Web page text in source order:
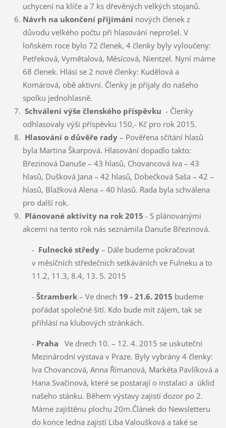
uchycení na klíče a 7 ks dřevěných velkých stojanů.
Návrh na ukončení přijímánínových členek z
důvodu velkého počtu při hlasování neprošel. V
loňském roce bylo 72 členek, 4 členky byly vyloučeny:
Petřeková, Vymětalová, Měsícová, Nientzel. Nyní máme
68 členek. Hlásí se 2 nové členky: Kudělová a
Komárová, obě aktivní. Členky je přijaly do našeho
spolku jednohlasně.
Schválení výše členského příspěvku - Členky
odhlasovaly výši příspěvku 150,- Kč pro rok 2015.
Hlasování o důvěře rady – Pověřena sčítání hlasů
byla Martina Škarpová. Hlasování dopadlo takto:
Březinová Danuše – 43 hlasů, Chovancová Iva – 43
hlasů, Dušková Jana – 42 hlasů, Dobečková Saša – 42 –
hlasů, Blažková Alena – 40 hlasů. Rada byla schválena
pro další rok.
Plánované aktivity na rok 2015 - S plánovanými
akcemi na tento rok nás seznámila Danuše Březinová.
- Fulnecké středy– Dále budeme pokračovat
v měsíčních středečních setkáváních ve Fulneku a to
11.2, 11.3, 8.4, 13. 5. 2015
-Štramberk– Ve dnech 19 - 21.6. 2015 budeme
pořádat společné šití. Kdo bude mít zájem, tak se
přihlásí na klubových stránkách.
- Praha Ve dnech 10. – 12. 4. 2015 se uskuteční
Mezinárodní výstava v Praze. Byly vybrány 4 členky:
Iva Chovancová, Anna Římanová, Markéta Pavlíková a
Hana Svačinová, které se postarají o instalaci a úklid
našeho stánku. Během výstavy zajistí dozor po 2.
Máme zajištěnu plochu 20m.Článek do Newsletteru
do konce ledna zajistí Liba Valoušková a také se